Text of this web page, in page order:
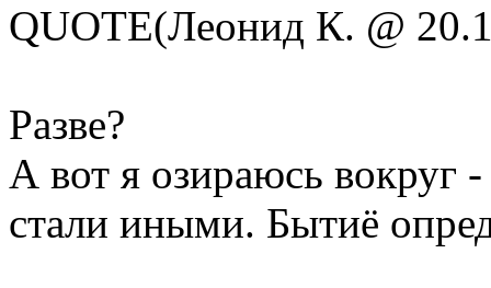
QUOTE(Леонид К. @
Разве?
А вот я озираюсь вокруг
стали иными. Бытиё